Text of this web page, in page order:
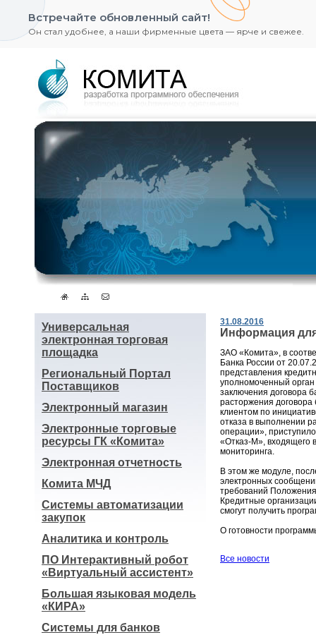
Встречайте обновленный сайт!
Он стал удобнее, а наши фирменные цвета — ярче и свежее.
Универсальная
электронная торговая
площадка
Региональный Портал
Поставщиков
Электронный магазин
Электронные торговые
ресурсы ГК «Комита»
Электронная отчетность
Комита МЧД
Системы автоматизации
закупок
Аналитика и контроль
ПО Интерактивный робот
«Виртуальный ассистент»
Большая языковая модель
«КИРА»
Системы для банков
31.08.2016
Информация
ЗАО «Комита», в
Банка России от
представления
уполномоченный орган
заключения договора
расторжения договора
клиентом по
отказа в выполнении
операции»,
«Отказ-М», входящего
мониторинга.
В этом же модуле,
электронных
требований
Кредитные
смогут получить
О готовности
Все новости